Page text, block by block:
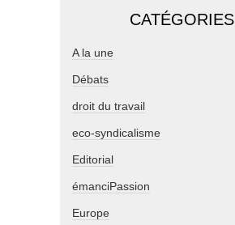
CATÉGORIES
A la une
Débats
droit du travail
eco-syndicalisme
Editorial
émanciPassion
Europe